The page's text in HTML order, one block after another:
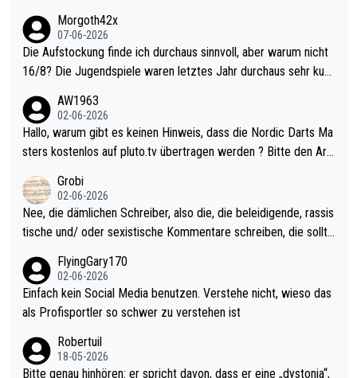
Morgoth42x
07-06-2026
Die Aufstockung finde ich durchaus sinnvoll, aber warum nicht
16/8? Die Jugendspiele waren letztes Jahr durchaus sehr kurz
Allerdings ist Mitchell Lawrie als Nummer 1 der Welt eh qualifi
ziert. Somit ändert die automatische Qualifikation des Weltmei
sters erstmal nichts. Ich denke sie wollen damit für nächstes J
ohl wenig WDF Turniere spielen. Dies war bei Archie Self letzt
es Jahr der Fall. Er musste als amtierender Weltmeister durch
den Qualifier und ich glaube kaum, dass Mitchel sich das (in Ve
el hat.
AW1963
02-06-2026
Hallo, warum gibt es keinen Hinweis, dass die Nordic Darts Ma
sters kostenlos auf pluto.tv übertragen werden ? Bitte den Arti
Grobi
02-06-2026
Nee, die dämlichen Schreiber, also die, die beleidigende, rassis
tische und/ oder sexistische Kommentare schreiben, die sollte
s Leben in den Griff kriegen. Nur eins wundert mich: Luke Little
r war doch neulich erst derjenige, der über Social Media GvV p
rovoziert hat. Und Littlers Mutter schießt öfters mal gegen Ric
FlyingGary170
02-06-2026
Einfach kein Social Media benutzen. Verstehe nicht, wieso das
als Profisportler so schwer zu verstehen ist
Robertuil
18-05-2026
Bitte genau hinhören: er spricht davon, dass er eine „dystonia“,